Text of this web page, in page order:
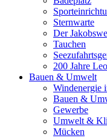
Sternwarte
Der
Tauchen
200 Jahre
Bauen & Umwelt
Windenergie
Bauen &
Gewerbe
Umwelt &
Mücken